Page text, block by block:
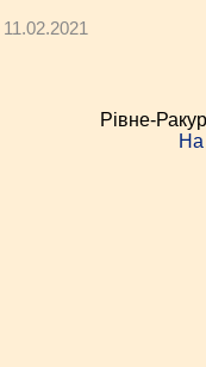
11.02.2021
Рівне-
На